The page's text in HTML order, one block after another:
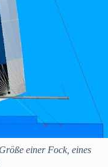
einer Fock, eines